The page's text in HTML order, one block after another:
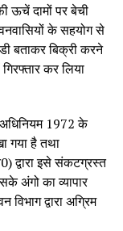
दामों पर बेची
के सहयोग से
बताकर बिक्री करने
कर लिया
1972 के
गया है तथा
द्वारा इसे संकटग्रस्त
अंगो का व्यापार
विभाग द्वारा अग्रिम